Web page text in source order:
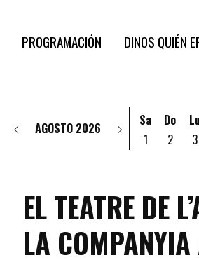
PROGRAMACIÓN DINOS QUIÉN
AGOSTO 2026
Sa
1
Do
2
3
EL TEATRE DE
LA